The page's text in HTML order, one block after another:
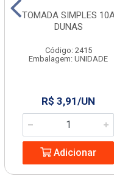
TOMADA SIMPLES
DUNAS
Código: 2415
Embalagem: UNIDADE
R$ 3,91/UN
Adicionar